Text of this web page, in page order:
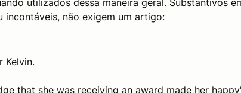
utilizados dessa maneira geral. Substantivos
incontáveis, não exigem um artigo:
Kelvin.
that she was receiving an award made her